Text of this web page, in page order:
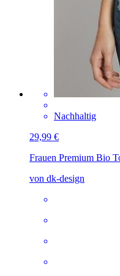
Nachhaltig
29,99 €
Frauen Premium Bio
von dk-design